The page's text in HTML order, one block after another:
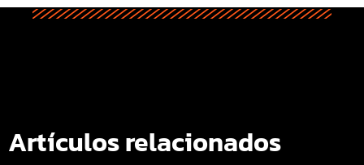
Artículos relacionados